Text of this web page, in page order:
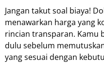
Jangan takut soal biaya!
menawarkan harga yang
rincian transparan. Kamu
dulu sebelum
yang sesuai dengan